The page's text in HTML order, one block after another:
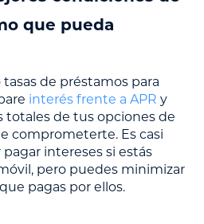
que pueda
de préstamos para
interés frente a APR y
totales de tus opciones de
comprometerte. Es casi
intereses si estás
pero puedes minimizar
pagas por ellos.